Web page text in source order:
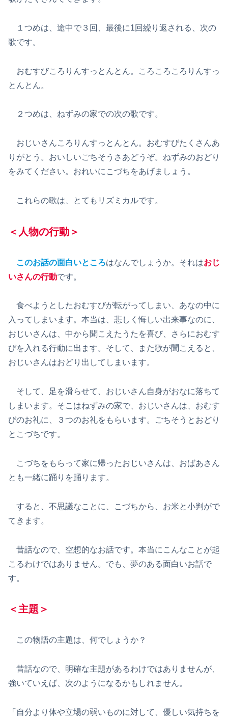
１つめは、途中で３回、最後に1回繰り返される、次の
歌です。
おむすびころりんすっとんとん。ころころころりんすっ
とんとん。
２つめは、ねずみの家での次の歌です。
おじいさんころりんすっとんとん。おむすびたくさんあ
りがとう。おいしいごちそうさあどうぞ。ねずみのおどり
をみてください。おれいにこづちをあげましょう。
これらの歌は、とてもリズミカルです。
＜人物の行動＞
このお話の面白いところはなんでしょうか。それはおじ
いさんの行動です。
食べようとしたおむすびが転がってしまい、あなの中に
入ってしまいます。本当は、悲しく悔しい出来事なのに、
おじいさんは、中から聞こえたうたを喜び、さらにおむす
びを入れる行動に出ます。そして、また歌が聞こえると、
おじいさんはおどり出してしまいます。
そして、足を滑らせて、おじいさん自身がおなに落ちて
しまいます。そこはねずみの家で、おじいさんは、おむす
びのお礼に、３つのお礼をもらいます。ごちそうとおどり
とこづちです。
こづちをもらって家に帰ったおじいさんは、おばあさん
とも一緒に踊りを踊ります。
すると、不思議なことに、こづちから、お米と小判がで
てきます。
昔話なので、空想的なお話です。本当にこんなことが起
こるわけではありません。でも、夢のある面白いお話で
す。
＜主題＞
この物語の主題は、何でしょうか？
昔話なので、明確な主題があるわけではありませんが、
強いていえば、次のようになるかもしれません。
「自分より体や立場の弱いものに対して、優しい気持ちを